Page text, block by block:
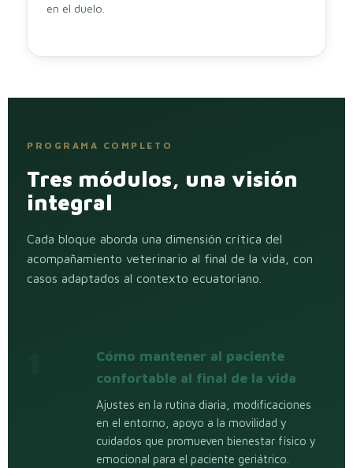
en el duelo.
PROGRAMA COMPLETO
Tres módulos, una visión
integral
Cada bloque aborda una dimensión crítica del
acompañamiento veterinario al final de la vida, con
casos adaptados al contexto ecuatoriano.
Cómo mantener al paciente
confortable al final de la vida
Ajustes en la rutina diaria, modificaciones
en el entorno, apoyo a la movilidad y
cuidados que promueven bienestar físico y
emocional para el paciente geriátrico.